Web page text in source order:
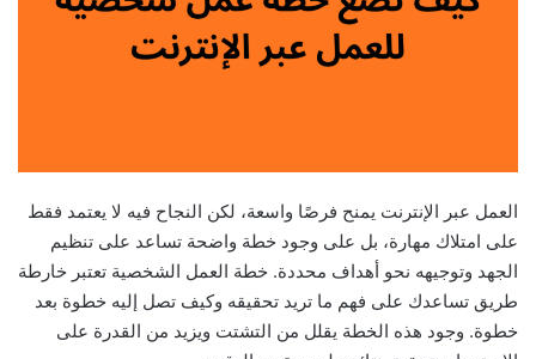
العمل عبر الإنترنت يمنح فرصًا واسعة، لكن النجاح فيه لا يعتمد فقط
على امتلاك مهارة، بل على وجود خطة واضحة تساعد على تنظيم
الجهد وتوجيهه نحو أهداف محددة. خطة العمل الشخصية تعتبر خارطة
طريق تساعدك على فهم ما تريد تحقيقه وكيف تصل إليه خطوة بعد
خطوة. وجود هذه الخطة يقلل من التشتت ويزيد من القدرة على